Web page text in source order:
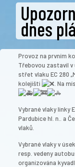
dnes
Provoz na prvním
Třebovou zastavil v
střet vlaku EC 280
kolejišti
. Na
Vybrané vlaky linky
Pardubice hl. n.. a
vlaků.
Vybrané vlaky v
resp. vedeny
organizována